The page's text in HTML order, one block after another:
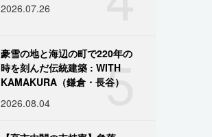
2026.07.26
5
豪雪の地と海辺の町で220年の
時を刻んだ伝統建築 : WITH
KAMAKURA（鎌倉・長谷）
2026.08.04